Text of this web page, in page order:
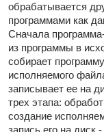
обрабатывается
программами как
Сначала
из программы в
собирает
исполняемого
записывает ее на
трех этапа:
создание
запись его на диск